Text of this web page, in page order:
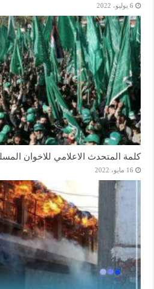
6 يوليو، 2022
كلمة المتحدث الاعلامي للاخوان
16 مايو، 2022